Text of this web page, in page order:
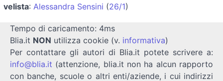
velista: Alessandra Sensini (26/1)
Tempo di caricamento: 4ms
Blia.it NON utilizza cookie (v. informativa)
Per contattare gli autori di Blia.it potete scrivere a:
info@blia.it (attenzione, blia.it non ha alcun rapporto
con banche, scuole o altri enti/aziende, i cui indirizzi